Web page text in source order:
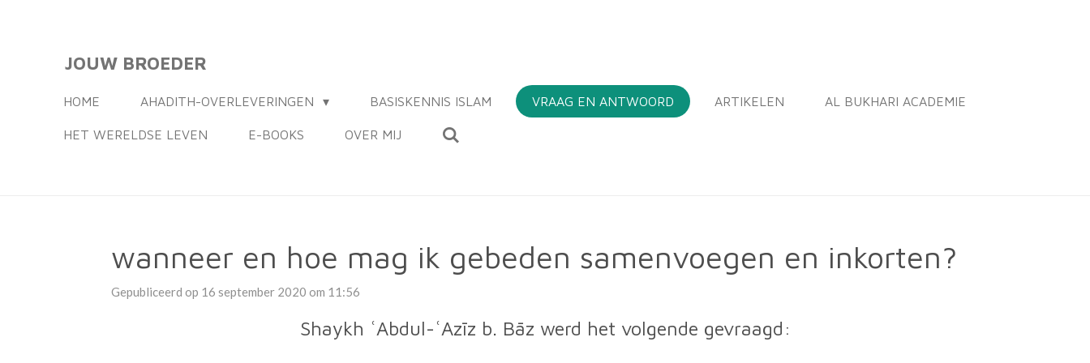
hoofdinhoud
JOUW BROEDER
HOME AHADITH-OVERLEVERINGEN BASISKENNIS ISLAM VRAAG EN ANTWOORD ARTIKELEN AL BUKHARI ACADEMIE
HET WERELDSE LEVEN E-BOOKS OVER MIJ
wanneer en hoe mag ik gebeden samenvoegen en inkorten?
Gepubliceerd op 16 september 2020 om 11:56
Shaykh ʿAbdul-ʿAzīz b. Bāz werd het volgende gevraagd: